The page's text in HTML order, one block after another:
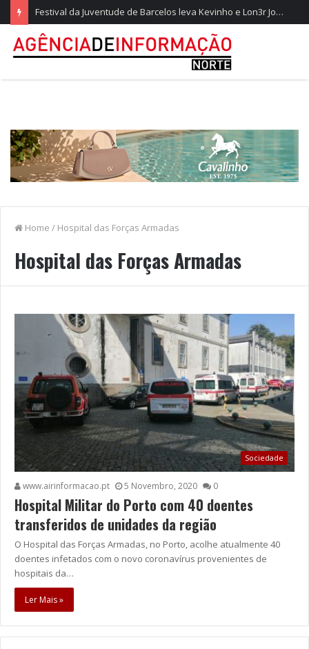
Festival da Juventude de Barcelos leva Kevinho e Lon3r Johny à Frente Ribeirinha
Home / Hospital das Forças Armadas
Hospital das Forças Armadas
Sociedade
www.airinformacao.pt 5 Novembro, 2020 0
Hospital Militar do Porto com 40 doentes
transferidos de unidades da região
O Hospital das Forças Armadas, no Porto, acolhe atualmente 40
doentes infetados com o novo coronavírus provenientes de
hospitais da…
Ler Mais »